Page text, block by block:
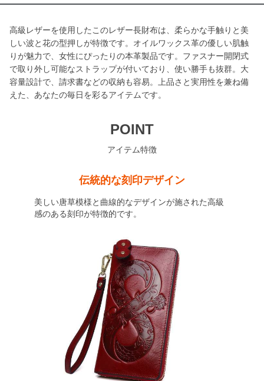
高級レザーを使用したこのレザー長財布は、柔らかな手触りと美
しい波と花の型押しが特徴です。オイルワックス革の優しい肌触
りが魅力で、女性にぴったりの本革製品です。ファスナー開閉式
で取り外し可能なストラップが付いており、使い勝手も抜群。大
容量設計で、請求書などの収納も容易。上品さと実用性を兼ね備
えた、あなたの毎日を彩るアイテムです。
POINT
アイテム特徴
伝統的な刻印デザイン
美しい唐草模様と曲線的なデザインが施された高級
感のある刻印が特徴的です。